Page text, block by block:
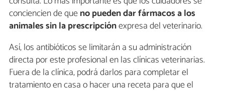
conciencien de queno pueden dar fármacos a los
animales sin la prescripciónexpresa del veterinario.
Así, los antibióticos se limitarán a su administración
directa por este profesional en las clínicas veterinarias.
Fuera de la clínica, podrá darlos para completar el
tratamiento en casa o hacer una receta para que el